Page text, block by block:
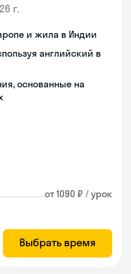
г.
и жила в Индии
английский в
основанные на
от 1090 ₽ / урок
Выбрать время